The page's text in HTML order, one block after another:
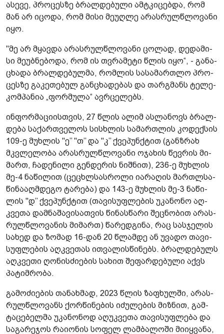
ასე­ვე, პრო­ცეს­ზე ბრალ­დე­ბუ­ლი ამ­ტკი­ცებ­და, რომ
მან არ იცო­და, რომ მისი მე­უღ­ლე არას­რულ­წლო­ვა­ნი
იყო.
"მე არ მყავ­და არას­რულ­წლო­ვა­ნი ცო­ლად, დე­და­მი­
სი მე­უბ­ნე­ბო­და, რომ ის თვრა­მე­ტი წლის იყო“, - გა­ნა­
ცხა­და ბრალ­დე­ბულ­მა, რომ­ლის სა­სა­მარ­თლო პრო­
ცეს­ზე გა­კე­თე­ბულ გან­ცხა­დე­ბას და თარ­გმანს ტე­ლე­
კომ­პა­ნია „ფორ­მუ­ლა“ ავ­რცე­ლებს.
ინ­ფორ­მა­ცი­ის­თვის, 27 წლის ალიმ ას­ლა­ნოვს ბრალ­
დე­ბა სა­ქარ­თვე­ლოს სის­ხლის სა­მარ­თლის კო­დექ­სის
109-ე მუხ­ლის "ე’’ "თ’’ და "კ’’ ქვე­პუნ­ქტით (გან­ზრახ
მკვლე­ლო­ბა არას­რულ­წლო­ვა­ნი ოჯა­ხის წევ­რის მი­
მართ, ჩა­დე­ნი­ლი გენ­დე­რის ნიშ­ნით), 236-ე მუხ­ლის
მე-4 ნა­წი­ლით (ცე­ცხლსას­რო­ლი ია­რა­ღის მარ­თლსა­
წი­ნა­აღ­მდე­გო ტა­რე­ბა) და 143-ე მუხ­ლის მე-3 ნა­წი­
ლის "დ’’ ქვე­პუნ­ქტით (თა­ვი­სუფ­ლე­ბის უკა­ნო­ნო აღ­
კვე­თა დამ­ნა­შა­ვი­სათ­ვის წი­ნას­წა­რი შეც­ნო­ბით არას­
რულ­წლო­ვა­ნის მი­მართ) წა­რედ­გი­ნა, რაც სას­ჯე­ლის
სა­ხედ და ზო­მად 16-დან 20 წლამ­დე ან უვა­დო თა­ვი­
სუფ­ლე­ბის აღ­კვე­თას ით­ვა­ლის­წი­ნებს. ბრალ­დე­ბულს
აღ­კვე­თი ღო­ნის­ძი­ე­ბის სა­ხით შე­ფარ­დე­ბუ­ლი აქვს
პა­ტიმ­რო­ბა.
გა­მო­ძი­ე­ბის თა­ნახ­მად, 2023 წლის ზა­ფხულ­ში, არას­
რულ­წლო­ვანს ქორ­წი­ნე­ბის იძუ­ლე­ბის მიზ­ნით, გამ­
ტა­ცე­ბელ­მა უკა­ნო­ნოდ აღუკ­ვე­თა თა­ვი­სუფ­ლე­ბა და
სა­გა­რე­ჯოს რა­ი­ო­ნის სო­ფელ ლამ­ბა­ლო­ში მი­იყ­ვა­ნა,